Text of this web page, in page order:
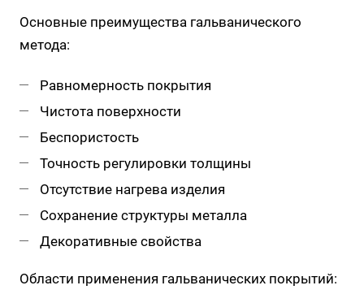
Основные преимущества гальванического
метода:
Равномерность покрытия
Чистота поверхности
Беспористость
Точность регулировки толщины
Отсутствие нагрева изделия
Сохранение структуры металла
Декоративные свойства
Области применения гальванических покрытий: